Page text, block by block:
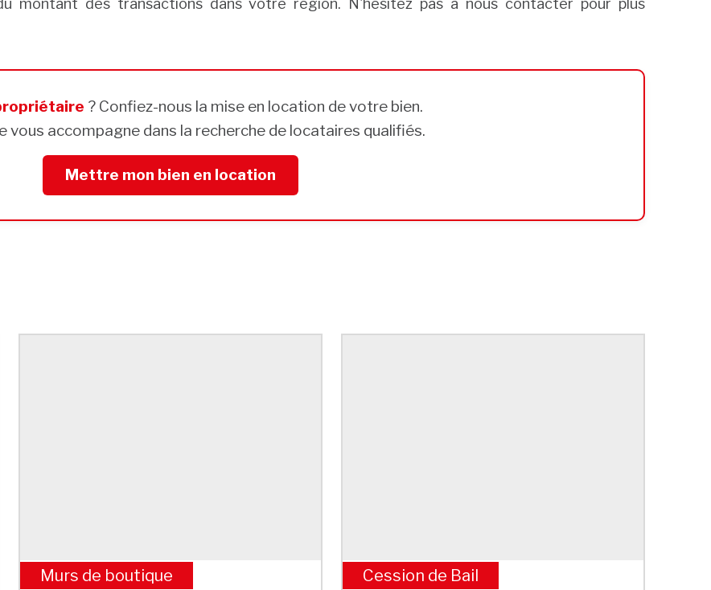
montant des transactions dans votre région. N'hésitez pas à nous contacter pour plus
? Confiez-nous la mise en location de votre bien.
vous accompagne dans la recherche de locataires qualifiés.
Mettre mon bien en location
Murs de boutique Cession de Bail